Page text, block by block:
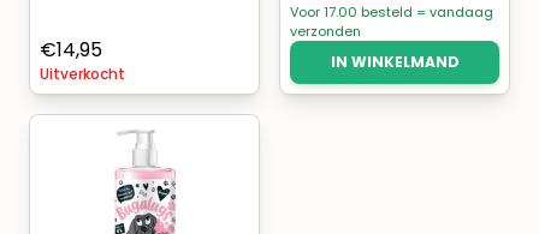
€14,95
Uitverkocht
Voor 17.00 besteld = vandaag
verzonden
IN WINKELMAND